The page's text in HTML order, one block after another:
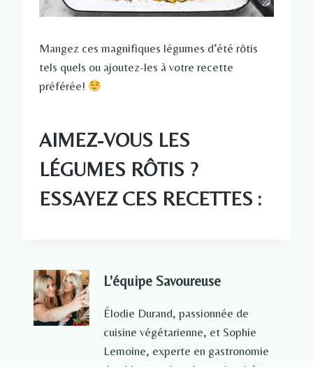
Mangez ces magnifiques légumes d’été rôtis
tels quels ou ajoutez-les à votre recette
préférée!
AIMEZ-VOUS LES
LÉGUMES RÔTIS ?
ESSAYEZ CES RECETTES :
L'équipe Savoureuse
Élodie Durand, passionnée de
cuisine végétarienne, et Sophie
Lemoine, experte en gastronomie